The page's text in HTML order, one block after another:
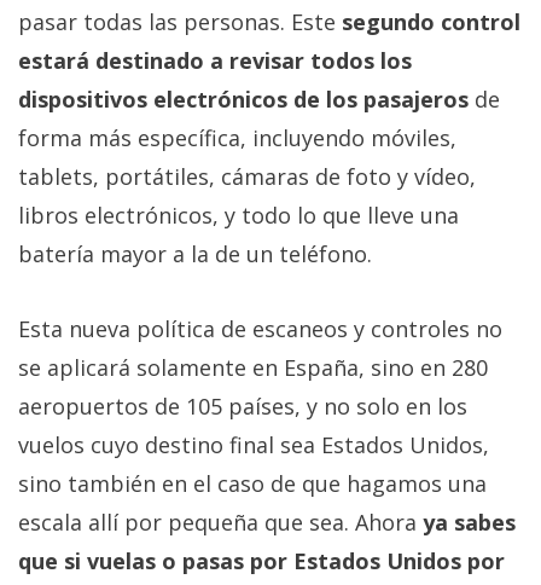
pasar todas las personas. Este segundo control
estará destinado a revisar todos los
dispositivos electrónicos de los pasajeros de
forma más específica, incluyendo móviles,
tablets, portátiles, cámaras de foto y vídeo,
libros electrónicos, y todo lo que lleve una
batería mayor a la de un teléfono.
Esta nueva política de escaneos y controles no
se aplicará solamente en España, sino en 280
aeropuertos de 105 países, y no solo en los
vuelos cuyo destino final sea Estados Unidos,
sino también en el caso de que hagamos una
escala allí por pequeña que sea. Ahora ya sabes
que si vuelas o pasas por Estados Unidos por